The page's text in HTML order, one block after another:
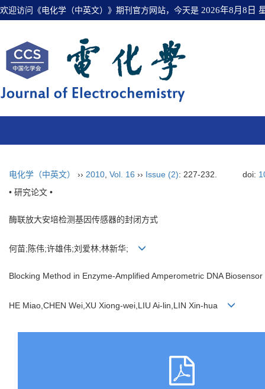
欢迎访问《电化学（中英文）》期刊官方网站，今天是 2026年8月8日
电化学（中英文） ›› 2010 Vol. 16 ›› Issue (2): 227-232. doi:
• 研究论文 •
酶联放大安培检测基因传感器的封闭方式
何苗;陈伟;许雄伟;刘爱林;林新华;
Blocking Method in Enzyme-Amplified Amperometric DNA Biosensor
HE Miao,CHEN Wei,XU Xiong-wei,LIU Ai-lin,LIN Xin-hua